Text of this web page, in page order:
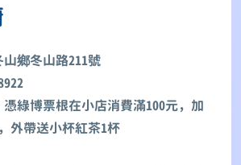
鄉冬山路211號
綠博票根在小店消費滿100元，加
外帶送小杯紅茶1杯